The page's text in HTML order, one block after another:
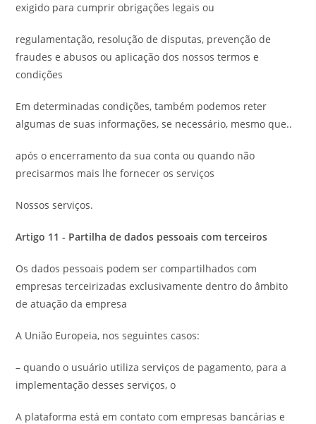
exigido para cumprir obrigações legais ou
regulamentação, resolução de disputas, prevenção de
fraudes e abusos ou aplicação dos nossos termos e
condições
Em determinadas condições, também podemos reter
algumas de suas informações, se necessário, mesmo que..
após o encerramento da sua conta ou quando não
precisarmos mais lhe fornecer os serviços
Nossos serviços.
Artigo 11 - Partilha de dados pessoais com terceiros
Os dados pessoais podem ser compartilhados com
empresas terceirizadas exclusivamente dentro do âmbito
de atuação da empresa
A União Europeia, nos seguintes casos:
– quando o usuário utiliza serviços de pagamento, para a
implementação desses serviços, o
A plataforma está em contato com empresas bancárias e